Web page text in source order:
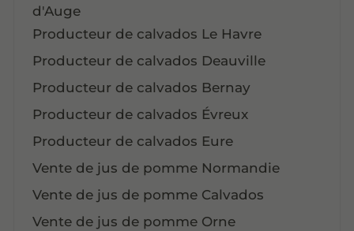
d'Auge
Producteur de calvados Le Havre
Producteur de calvados Deauville
Producteur de calvados Bernay
Producteur de calvados Évreux
Producteur de calvados Eure
Vente de jus de pomme Normandie
Vente de jus de pomme Calvados
Vente de jus de pomme Orne